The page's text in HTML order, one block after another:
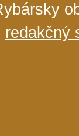
redakčný